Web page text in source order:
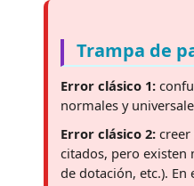
Trampa de
Error clásico 1:
normales y
Error clásico 2:creer
citados, pero existen
de dotación, etc.).